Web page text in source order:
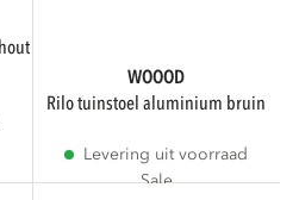
WOOOD
rilo tuinstoel aluminium bruin
Levering uit voorraad
Sale